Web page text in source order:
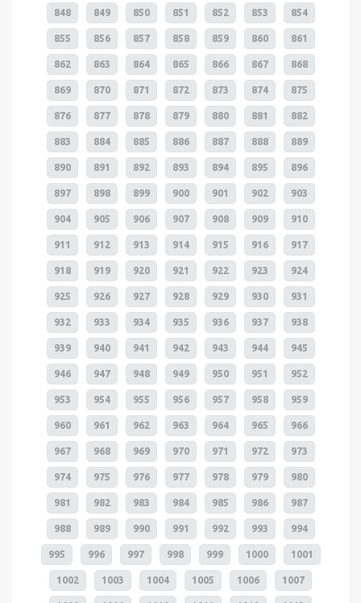
848 849 850 851 852 853 854
855 856 857 858 859 860 861
862 863 864 865 866 867 868
869 870 871 872 873 874 875
876 877 878 879 880 881 882
883 884 885 886 887 888 889
890 891 892 893 894 895 896
897 898 899 900 901 902 903
904 905 906 907 908 909 910
911 912 913 914 915 916 917
918 919 920 921 922 923 924
925 926 927 928 929 930 931
932 933 934 935 936 937 938
939 940 941 942 943 944 945
946 947 948 949 950 951 952
953 954 955 956 957 958 959
960 961 962 963 964 965 966
967 968 969 970 971 972 973
974 975 976 977 978 979 980
981 982 983 984 985 986 987
988 989 990 991 992 993 994
995 996 997 998 999 1000 1001
1002 1003 1004 1005 1006 1007